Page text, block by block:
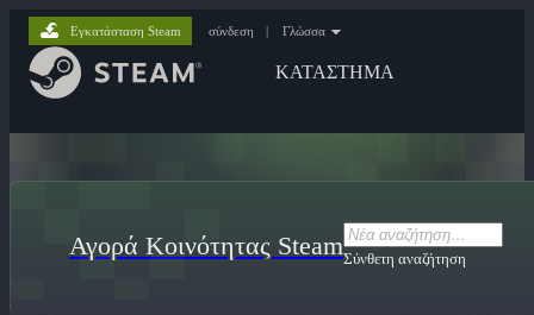
ΚΑΤΑΣΤΗΜΑ
Εγκατάσταση Steam σύνδεση | Γλώσσα
Αγορά Κοινότητας SteamΣύνθετη αναζήτηση